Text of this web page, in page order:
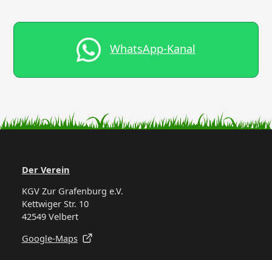
WhatsApp-Kanal
Der Verein
KGV Zur Grafenburg e.V.
Kettwiger Str. 10
42549 Velbert
Google-Maps